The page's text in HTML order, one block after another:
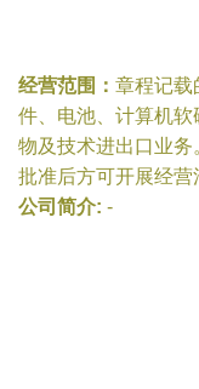
经营范围： 章程记载
件、电池、计算机
物及技术进出口业
批准后方可开展经营
公司简介: -